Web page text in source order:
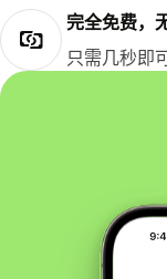
完全免费，
只需几秒即